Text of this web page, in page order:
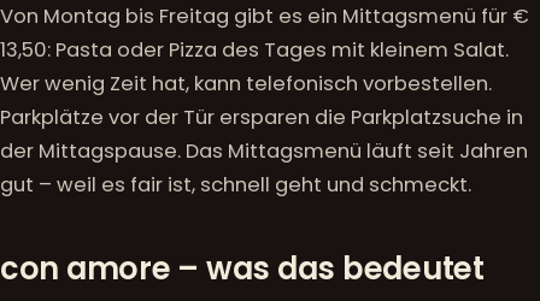
Von Montag bis Freitag gibt es ein Mittagsmenü für €
13,50: Pasta oder Pizza des Tages mit kleinem Salat.
Wer wenig Zeit hat, kann telefonisch vorbestellen.
Parkplätze vor der Tür ersparen die Parkplatzsuche in
der Mittagspause. Das Mittagsmenü läuft seit Jahren
gut – weil es fair ist, schnell geht und schmeckt.
con amore – was das bedeutet